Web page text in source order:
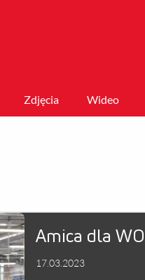
Zdjęcia Wideo
Amica dla
17.03.2023